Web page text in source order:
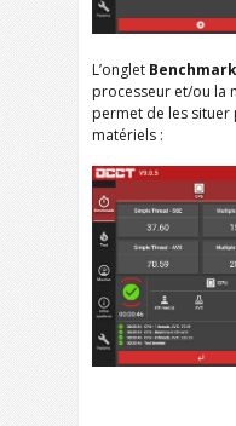
L’onglet Benchmark
processeur et/ou la
permet de les situer
matériels :